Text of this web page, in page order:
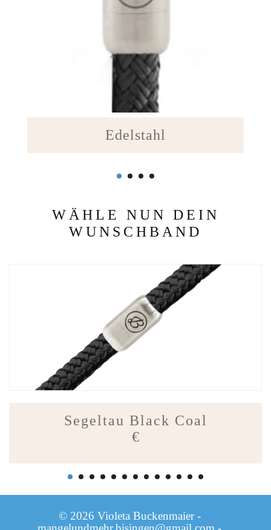
Edelstahl
WÄHLE NUN DEIN
WUNSCHBAND
Segeltau Black Coal
€
© 2026 Violeta Buckenmaier -